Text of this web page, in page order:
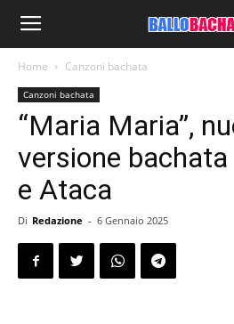
Home Canzoni bachata
Canzoni bachata
“Maria Maria”,
versione
e Ataca
Di Redazione - 6 Gennaio 2025